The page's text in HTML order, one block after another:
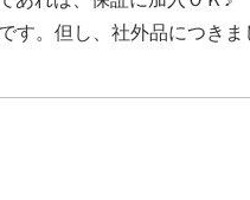
す。但し、社外品につきま